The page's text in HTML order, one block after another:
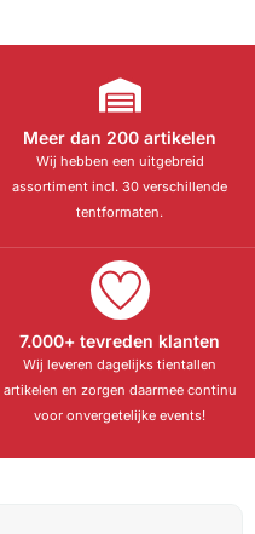
Meer dan 200 artikelen
Wij hebben een uitgebreid
assortiment incl. 30 verschillende
tentformaten.
7.000+ tevreden klanten
Wij leveren dagelijks tientallen
artikelen en zorgen daarmee continu
voor onvergetelijke events!